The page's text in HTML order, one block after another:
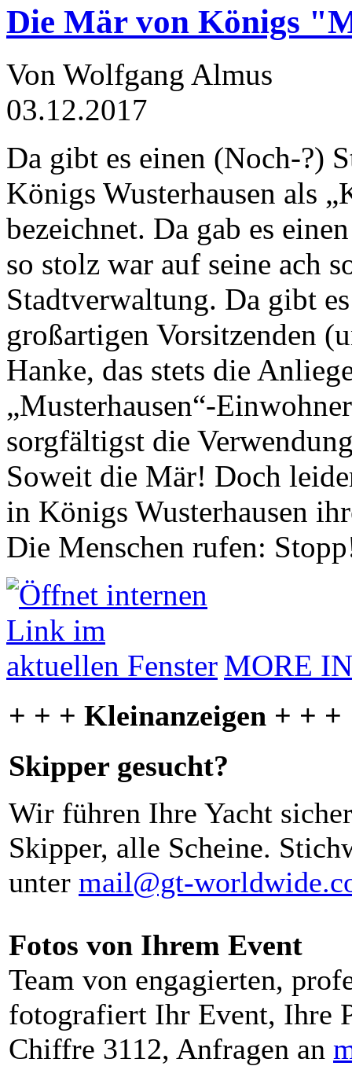
Die Mär von Königs
Von Wolfgang Almus
03.12.2017
Da gibt es einen (Noch-?)
Königs Wusterhausen als
bezeichnet. Da gab es
so stolz war auf seine ach
Stadtverwaltung. Da gibt
großartigen Vorsitzenden
Hanke, das stets die
„Musterhausen“-
sorgfältigst die
Soweit die Mär! Doch
in Königs Wusterhausen
Die Menschen rufen:
MORE
+ + + Kleinanzeigen + + +
Skipper gesucht?
Wir führen Ihre Yacht
Skipper, alle Scheine.
unter mail@gt-
Fotos von Ihrem Event
Team von engagierten,
fotografiert Ihr Event, Ihre
Chiffre 3112, Anfragen an